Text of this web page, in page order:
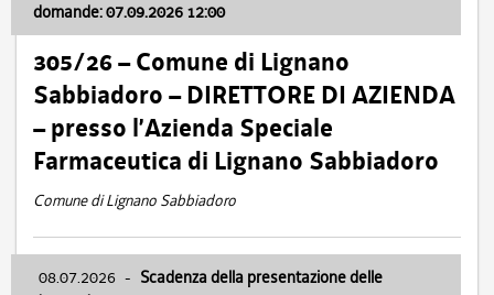
domande: 07.09.2026 12:00
305/26 – Comune di Lignano
Sabbiadoro – DIRETTORE DI AZIENDA
– presso l’Azienda Speciale
Farmaceutica di Lignano Sabbiadoro
Comune di Lignano Sabbiadoro
08.07.2026 - Scadenza della presentazione delle